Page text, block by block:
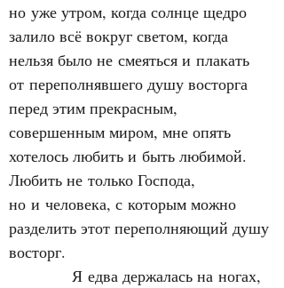
но уже утром, когда солнце щедро
залило всё вокруг светом, когда
нельзя было не смеяться и плакать
от переполнявшего душу восторга
перед этим прекрасным,
совершенным миром, мне опять
хотелось любить и быть любимой.
Любить не только Господа,
но и человека, с которым можно
разделить этот переполняющий душу
восторг.
Я едва держалась на ногах,